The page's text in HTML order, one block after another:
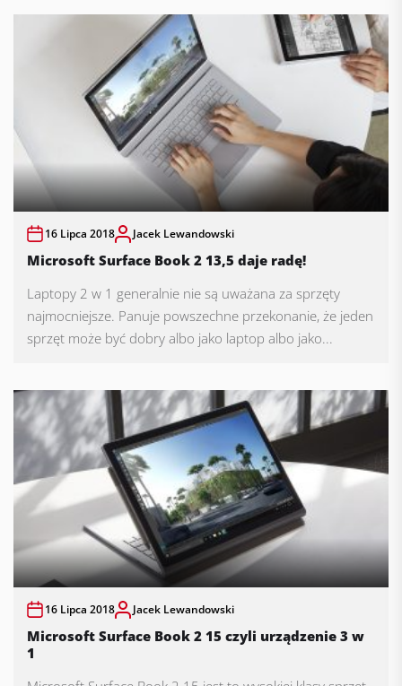
16 Lipca 2018 Jacek Lewandowski
Microsoft Surface Book 2 13,5 daje radę!
Laptopy 2 w 1 generalnie nie są uważana za sprzęty
najmocniejsze. Panuje powszechne przekonanie, że jeden
sprzęt może być dobry albo jako laptop albo jako...
16 Lipca 2018 Jacek Lewandowski
Microsoft Surface Book 2 15 czyli urządzenie 3 w
1